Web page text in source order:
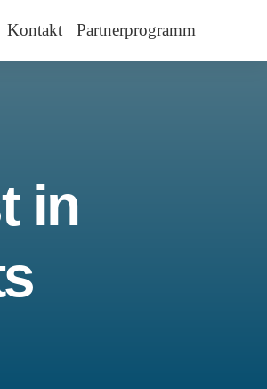
Kontakt Partnerprogramm
in